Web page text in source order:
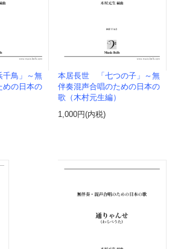
鳥」～無
めの日本の
本居長世 「七つの子」～無
伴奏混声合唱のための日本の
歌（木村元生編）
1,000円(内税)